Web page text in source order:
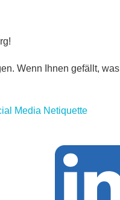
Wenn Ihnen gefällt, was
Media Netiquette